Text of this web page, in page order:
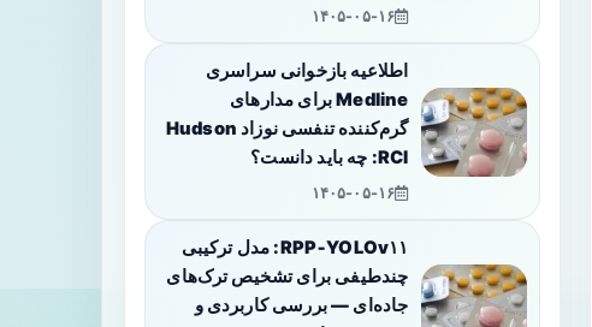
۱۴۰۵-۰۵-۱۶
اطلاعیه بازخوانی سراسری
Medline برای مدارهای
گرم‌کننده تنفسی نوزاد Hudson
RCI: چه باید دانست؟
۱۴۰۵-۰۵-۱۶
RPP‑YOLOv۱۱: مدل ترکیبی
چندطیفی برای تشخیص ترک‌های
جاده‌ای — بررسی کاربردی و